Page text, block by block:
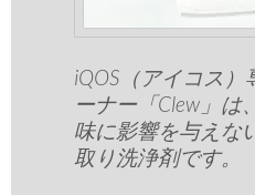
iQOS（アイコス
ーナー「Clew」は
味に影響を与えな
取り洗浄剤です。